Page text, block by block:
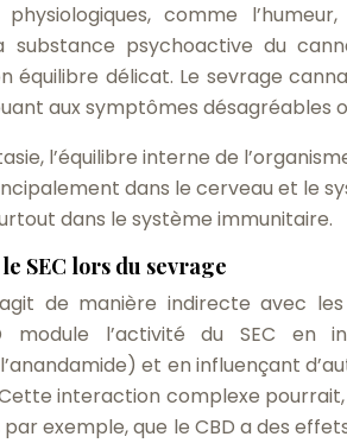
comme
substance psychoactive du
équilibre délicat. Le sevrage
aux symptômes désagréables
l’équilibre interne de
dans le cerveau et le
dans le système immunitaire.
SEC lors du sevrage
de manière indirecte avec les
module l’activité du SEC en
et en influençant
interaction complexe
exemple, que le CBD a des